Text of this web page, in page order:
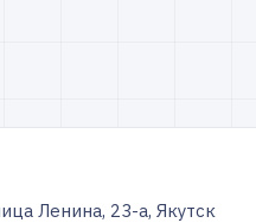
Ленина, 23-а, Якутск